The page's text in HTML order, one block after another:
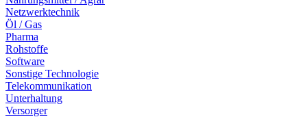
Netzwerktechnik
Öl / Gas
Pharma
Rohstoffe
Software
Sonstige Technologie
Telekommunikation
Unterhaltung
Versorger